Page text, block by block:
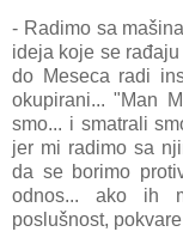
- Radimo sa
ideja koje se
do Meseca radi
okupirani... "Man
smo... i smatrali
jer mi radimo sa
da se borimo
odnos... ako ih
poslušnost,